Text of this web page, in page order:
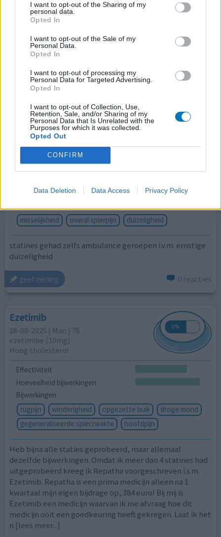
I want to opt-out of the Sharing of my
personal data.
Opted In
I want to opt-out of the Sale of my
Personal Data.
Opted In
I want to opt-out of processing my
Personal Data for Targeted Advertising.
Opted In
I want to opt-out of Collection, Use,
Retention, Sale, and/or Sharing of my
Personal Data that Is Unrelated with the
Purposes for which it was collected.
Opted Out
CONFIRM
Data Deletion Data Access Privacy Policy
spiertrekkingen in de schouder
spierkramp
spierkrampen in de rug
Gebruik dit naast Rosuvastatine. Ben met Ezetimibe
gestopt vanwege spierkrampen in de borst en in het
geef mening
Ezetimib
09-09-2025 | Vrouw | 77
ezetimibe (10mg)
Hoog cholesterol
Hoeveelheid bijwerkingen
misselijkheid
overal spierpijn duizeligheid
statines gehad zelfs ambulance geroepen i.v.m. ernstige
duizeligheid
geef mening 0 reacties
Ezetimib
28-08-2025 | Man | 76
ezetimibe (10mg)
Hoog cholesterol
Effectiviteit
Hoeveelheid bijwerkingen
Bijwerkingen
rugpijn
winderigheid opgezette buik
droge mond
gegeneraliseerde spierzwakte
hoofdpijn
Heb bijna alle staties geprobeerd, maar allemaal
dezelfde bijwerkingen. Omdat ik meer dan 4 statines had
uitgeprobeerd kreeg ik Repatha voorgeschreven i.s.m.
Ezetimib. Repatha is een prima medicijn alleen na 1
kwartaal mijn eigen bijdrage op, 384 euro! Bij mij is
Ezetimib een medicijn waarvan ik me afvraag hoe dit
medicijn ooit een goedkeuring heeft gekregen. Laat ik het
n [lees meer...]